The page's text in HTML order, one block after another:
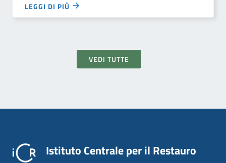
LEGGI DI PIÙ
VEDI TUTTE
Istituto Centrale per il Restauro